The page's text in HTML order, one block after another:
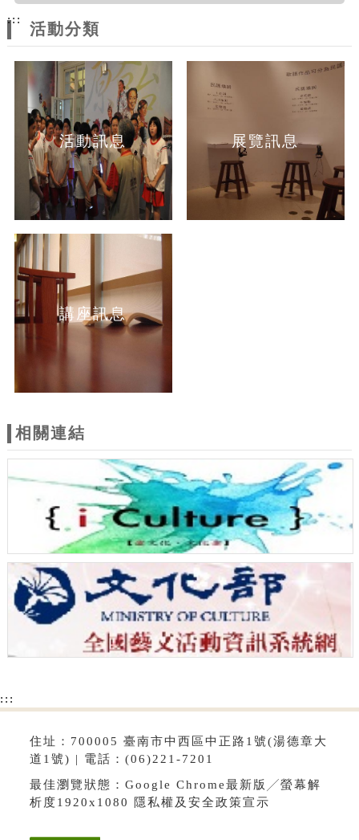
:::
活動分類
活動訊息 展覽訊息
講座訊息
相關連結
:::
住址：700005 臺南市中西區中正路1號(湯德章大
道1號) | 電話：(06)221-7201
最佳瀏覽狀態：Google Chrome最新版╱螢幕解
析度1920x1080 隱私權及安全政策宣示